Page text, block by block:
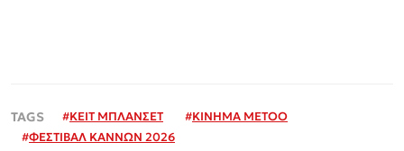
#ΚΕΙΤ ΜΠΛΑΝΣΕΤ #ΚΙΝΗΜΑ METOO
#ΦΕΣΤΙΒΑΛ ΚΑΝΝΩΝ 2026